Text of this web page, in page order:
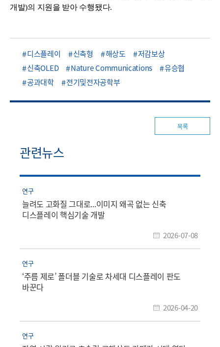
개발)의 지원을 받아 수행됐다.
디스플레이 신축형 해상도
저감보상
신축OLED
Nature Communications
유승협
공과대학
전기및전자공학부
목록
관련뉴스
연구
늘려도 고화질 그대로...이미지 왜곡 없는 신축
디스플레이 핵심기술 개발
2026-07-08
연구
‘주름 제로’ 폴더블 기술로 차세대 디스플레이 판도
바꾼다
2026-04-20
연구